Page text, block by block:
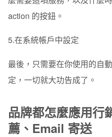
action 的按鈕。
5.在系統帳戶中設定
最後，只需要在你使用的自
定，一切就大功告成了。
品牌都怎麼應用行
薦、Email 寄送